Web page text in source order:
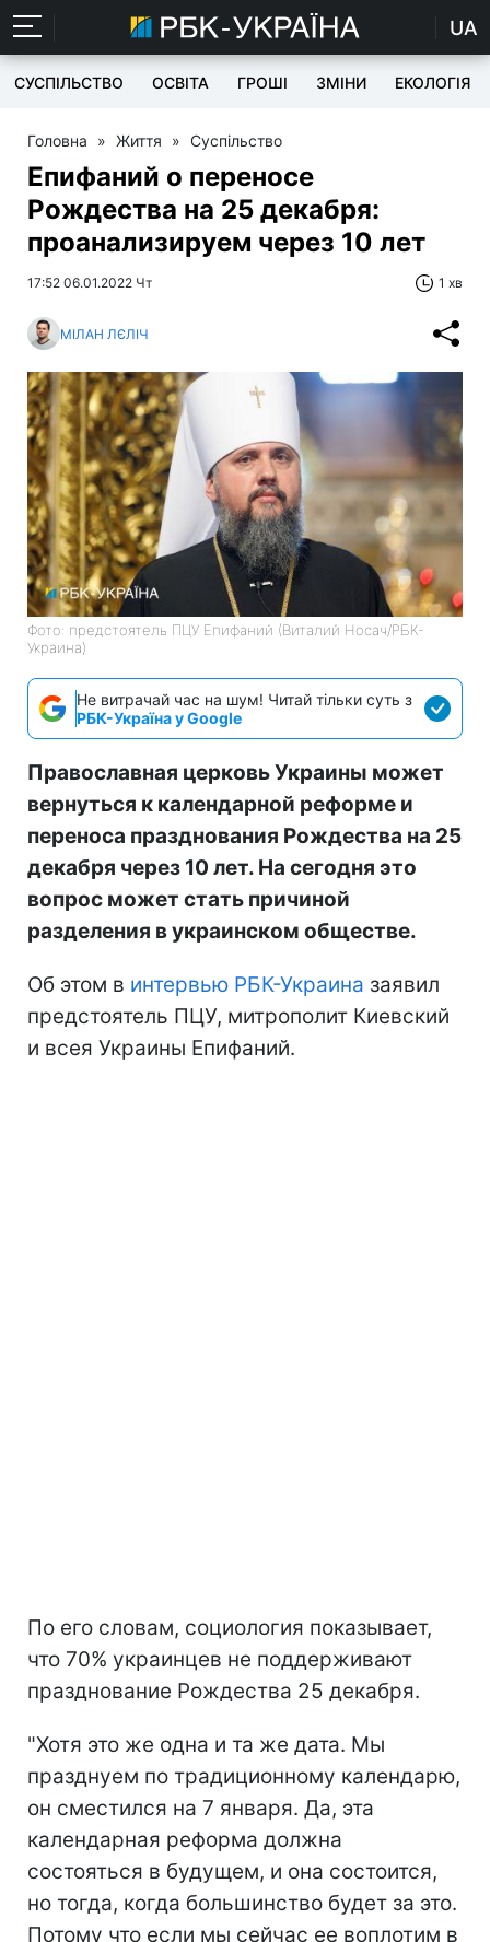
UA
СУСПІЛЬСТВО ОСВІТА ГРОШІ ЗМІНИ ЕКОЛОГІЯ
Головна » Життя » Суспільство
Епифаний о переносе
Рождества на 25 декабря:
проанализируем через 10 лет
17:52 06.01.2022 Чт 1 хв
МІЛАН ЛЄЛІЧ
Фото: предстоятель ПЦУ Епифаний (Виталий Носач/РБК-
Украина)
Не витрачай час на шум! Читай тільки суть з
РБК-Україна у Google
Православная церковь Украины может
вернуться к календарной реформе и
переноса празднования Рождества на 25
декабря через 10 лет. На сегодня это
вопрос может стать причиной
разделения в украинском обществе.
Об этом в интервью РБК-Украина заявил
предстоятель ПЦУ, митрополит Киевский
и всея Украины Епифаний.
По его словам, социология показывает,
что 70% украинцев не поддерживают
празднование Рождества 25 декабря.
"Хотя это же одна и та же дата. Мы
празднуем по традиционному календарю,
он сместился на 7 января. Да, эта
календарная реформа должна
состояться в будущем, и она состоится,
но тогда, когда большинство будет за это.
Потому что если мы сейчас ее воплотим в